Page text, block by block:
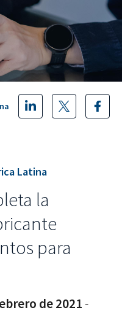
Latina
la
para
de 2021-